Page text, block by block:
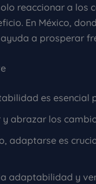
reaccionar a los
En México,
a prosperar
es esencial
y abrazar los
adaptarse es
adaptabilidad y